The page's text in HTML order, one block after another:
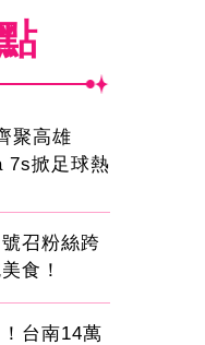
聚高雄
7s掀足球熱
召粉絲跨
食！
台南14萬